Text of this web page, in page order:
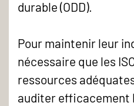
durable (ODD).
Pour maintenir leur
nécessaire que les
ressources
auditer efficacement